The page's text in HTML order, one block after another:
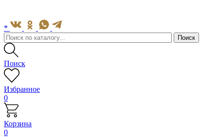
*
Поиск
Избранное
0
Корзина
0